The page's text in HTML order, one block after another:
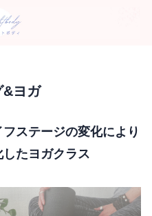
&ヨガ
ステージの変化により
たヨガクラス